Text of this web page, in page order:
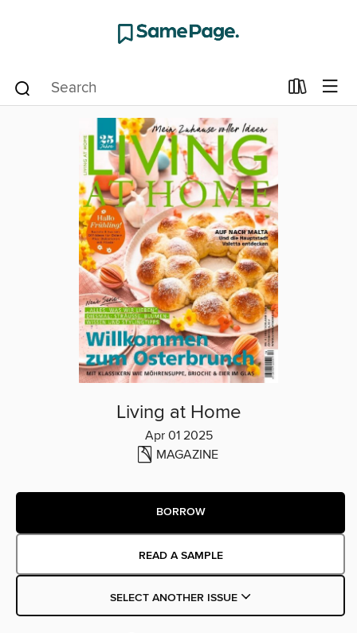
Living at Home
Apr 01 2025
MAGAZINE
BORROW
READ A SAMPLE
SELECT ANOTHER ISSUE